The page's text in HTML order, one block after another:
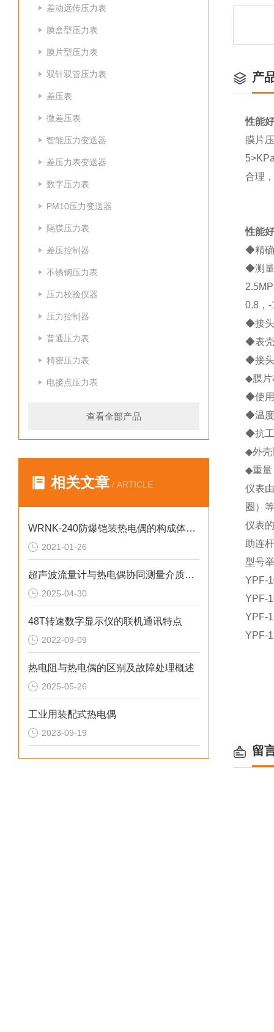
差动远传压力表
膜盒型压力表
膜片型压力表
双针双管压力表
差压表
微差压表
智能压力变送器
差压力表变送器
数字压力表
PM10压力变送器
隔膜压力表
差压控制器
不锈钢压力表
压力校验仪器
压力控制器
普通压力表
精密压力表
电接点压力表
查看全部产品
相关文章 / ARTICLE
WRNK-240防爆铠装热电偶的构成体系和技术性能特点
2021-01-26
超声波流量计与热电偶协同测量介质热量的技术方案
2025-04-30
48T转速数字显示仪的联机通讯特点
2022-09-09
热电阻与热电偶的区别及故障处理概述
2025-05-26
工业用装配式热电偶
2023-09-19
产
性能
膜片
合理
性能
◆精
◆测
0.8 ， -
◆接头
◆表
◆接
◆膜片
◆使用
◆温度
◆抗工
◆外壳
◆重量
仪表
圈）
仪表
助连
型号
YPF-
YPF-
YPF-
YPF-
留